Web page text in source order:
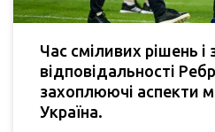
Час сміливих рішень і
відповідальності
захоплюючі аспекти
Україна.